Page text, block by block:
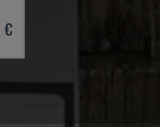
€